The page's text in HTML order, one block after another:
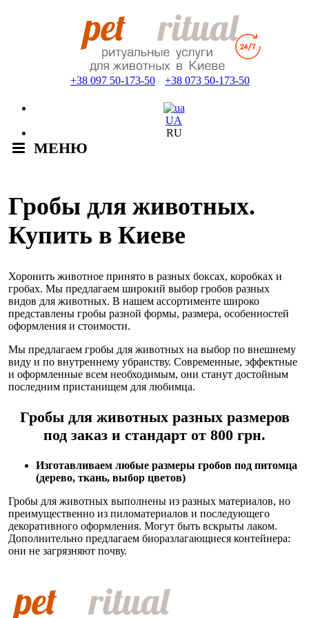
+38 097 50-173-50 +38 073 50-173-50
UA
RU
МЕНЮ
Гробы для животных.
Купить в Киеве
Хоронить животное принято в разных боксах, коробках и
гробах. Мы предлагаем широкий выбор гробов разных
видов для животных. В нашем ассортименте широко
представлены гробы разной формы, размера, особенностей
оформления и стоимости.
Мы предлагаем гробы для животных на выбор по внешнему
виду и по внутреннему убранству. Современные, эффектные
и оформленные всем необходимым, они станут достойным
последним пристанищем для любимца.
Гробы для животных разных размеров
под заказ и стандарт от 800 грн.
Изготавливаем любые размеры гробов под питомца
(дерево, ткань, выбор цветов)
Гробы для животных выполнены из разных материалов, но
преимущественно из пиломатериалов и последующего
декоративного оформления. Могут быть вскрыты лаком.
Дополнительно предлагаем биоразлагающиеся контейнера:
они не загрязняют почву.